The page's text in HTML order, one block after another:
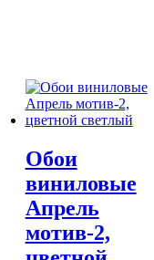
Обои
виниловые
Апрель
мотив-2,